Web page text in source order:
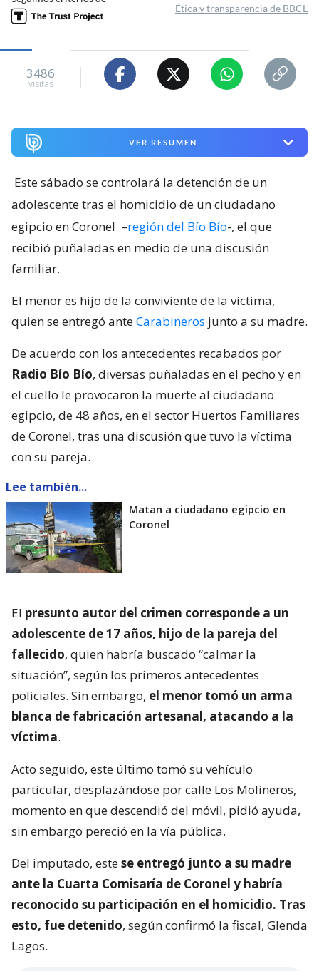
Ética y transparencia de BBCL
3486
visitas
VER RESUMEN
Este sábado se controlará la detención de un
adolescente tras el homicidio de un ciudadano
egipcio en Coronel –región del Bío Bío-, el que
recibió puñaladas en medio de una discusión
familiar.
El menor es hijo de la conviviente de la víctima,
quien se entregó anteCarabineros junto a su madre.
De acuerdo con los antecedentes recabados por
Radio Bío Bío, diversas puñaladas en el pecho y en
el cuello le provocaron la muerte al ciudadano
egipcio, de 48 años, en el sector Huertos Familiares
de Coronel, tras una discusión que tuvo la víctima
con su pareja.
Lee también...
Matan a ciudadano egipcio en
Coronel
El presunto autor del crimen corresponde a un
adolescente de 17 años, hijo de la pareja del
fallecido, quien habría buscado “calmar la
situación”, según los primeros antecedentes
policiales. Sin embargo, el menor tomó un arma
blanca de fabricación artesanal, atacando a la
víctima.
Acto seguido, este último tomó su vehículo
particular, desplazándose por calle Los Molineros,
momento en que descendió del móvil, pidió ayuda,
sin embargo pereció en la vía pública.
Del imputado, estese entregó junto a su madre
ante la Cuarta Comisaría de Coronel y habría
reconocido su participación en el homicidio. Tras
esto, fue detenido, según confirmó la fiscal, Glenda
Lagos.